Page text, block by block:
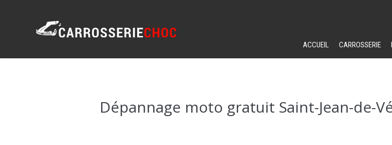
ACCUEIL CARROSSERIE
Dépannage moto gratuit Saint-Jean-de-